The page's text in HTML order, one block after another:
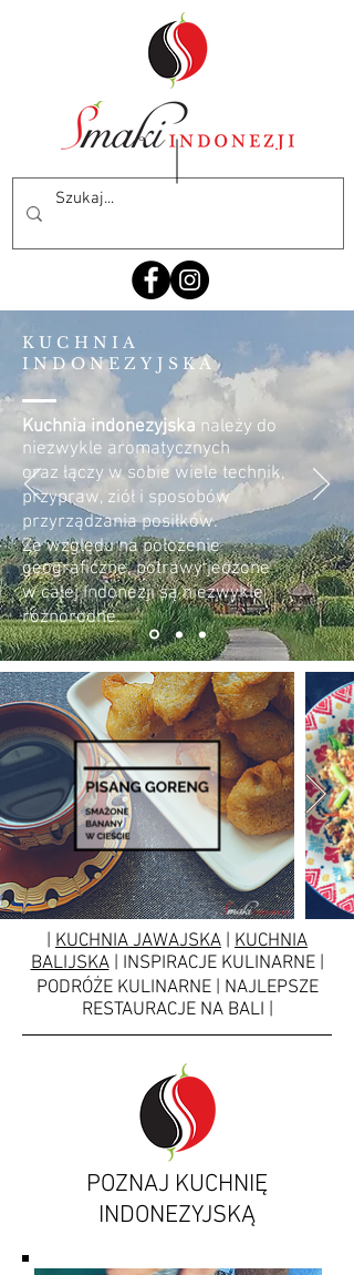
KUCHNIA
INDONEZYJSKA
Kuchnia indonezyjska należy do
niezwykle aromatycznych
oraz łączy w sobie wiele technik,
przypraw, ziół i sposobów
przyrządzania posiłków.
Ze względu na położenie
geograficzne, potrawy jedzone
w całej Indonezji są niezwykle
różnorodne.
| KUCHNIA JAWAJSKA | KUCHNIA
BALIJSKA| INSPIRACJE KULINARNE |
PODRÓŻE KULINARNE | NAJLEPSZE
RESTAURACJE NA BALI |
POZNAJ KUCHNIĘ
INDONEZYJSKĄ